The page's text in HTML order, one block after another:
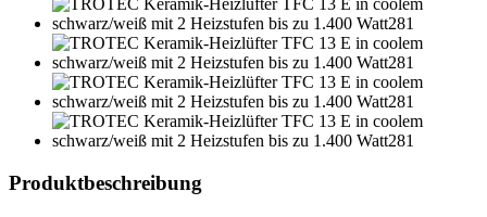
Produktbeschreibung